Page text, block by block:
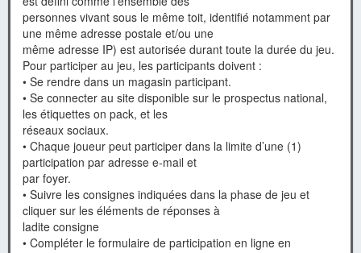
personnes vivant sous le même toit, identifié notamment par
une même adresse postale et/ou une
même adresse IP) est autorisée durant toute la durée du jeu.
Pour participer au jeu, les participants doivent :
• Se rendre dans un magasin participant.
• Se connecter au site disponible sur le prospectus national,
les étiquettes on pack, et les
réseaux sociaux.
• Chaque joueur peut participer dans la limite d’une (1)
participation par adresse e-mail et
par foyer.
• Suivre les consignes indiquées dans la phase de jeu et
cliquer sur les éléments de réponses à
ladite consigne
• Compléter le formulaire de participation en ligne en